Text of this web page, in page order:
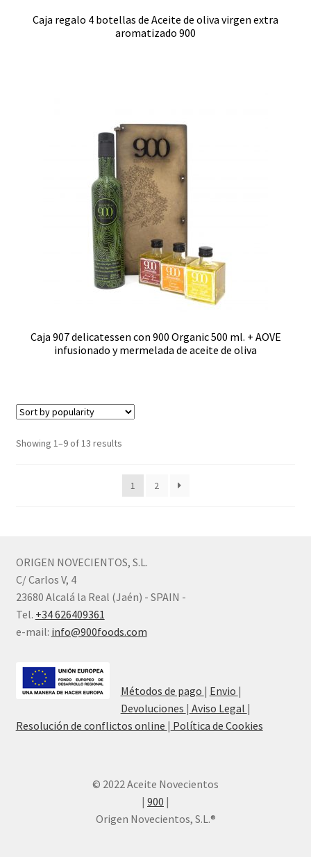
Caja regalo 4 botellas de Aceite de oliva virgen extra
aromatizado 900
Caja 907 delicatessen con 900 Organic 500 ml. + AOVE
infusionado y mermelada de aceite de oliva
Showing 1–9 of 13 resultsSorted
popularity
1
2
ORIGEN NOVECIENTOS, S.L.
C/ Carlos V, 4
23680 Alcalá la Real (Jaén) - SPAIN -
Tel. +34 626409361
e-mail: info@900foods.com
Métodos de pago | Envio |
Devoluciones | Aviso Legal |
Resolución de conflictos online | Política de Cookies
© 2022 Aceite Novecientos
| 900 |
Origen Novecientos, S.L.®